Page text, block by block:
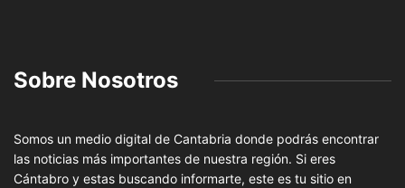
Sobre Nosotros
Somos un medio digital de Cantabria donde podrás encontrar
las noticias más importantes de nuestra región. Si eres
Cántabro y estas buscando informarte, este es tu sitio en